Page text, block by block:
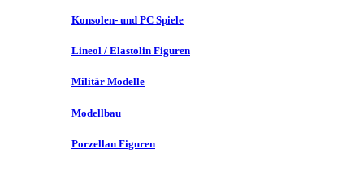
Konsolen- und PC Spiele
Lineol / Elastolin Figuren
Militär Modelle
Modellbau
Porzellan Figuren